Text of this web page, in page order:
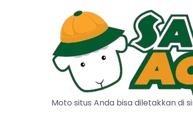
Moto situs Anda bisa diletakkan di